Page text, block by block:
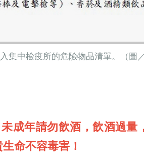
集中檢疫所的危險物品清單。（圖
成年請勿飲酒，飲酒過量
命不容毒害！